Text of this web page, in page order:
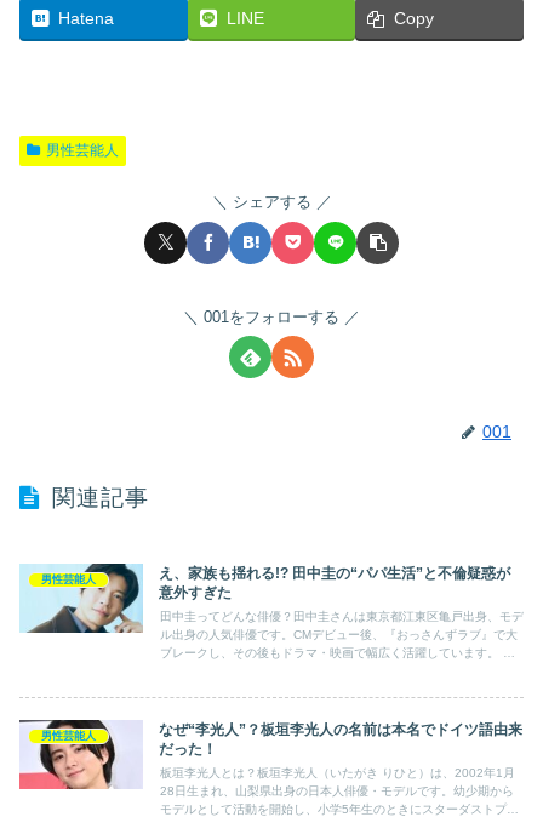
Hatena LINE Copy
男性芸能人
シェアする
001をフォローする
001
関連記事
男性芸能人
え、家族も揺れる!? 田中圭の“パパ生活”と不倫疑惑が
意外すぎた
田中圭ってどんな俳優？田中圭さんは東京都江東区亀戸出身、モデ
ル出身の人気俳優です。CMデビュー後、『おっさんずラブ』で大
ブレークし、その後もドラマ・映画で幅広く活躍しています。 パ
男性芸能人
なぜ“李光人”？板垣李光人の名前は本名でドイツ語由来
だった！
板垣李光人とは？板垣李光人（いたがき りひと）は、2002年1月
28日生まれ、山梨県出身の日本人俳優・モデルです。幼少期から
モデルとして活動を開始し、小学5年生のときにスターダストプロ